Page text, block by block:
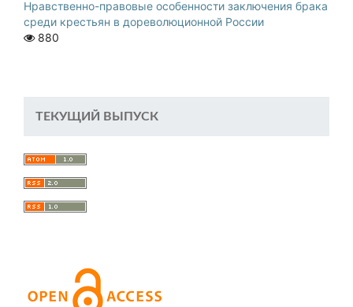
Нравственно-правовые особенности заключения брака
среди крестьян в дореволюционной России
880
ТЕКУЩИЙ ВЫПУСК